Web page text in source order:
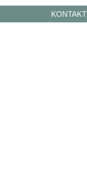
KONTAKT